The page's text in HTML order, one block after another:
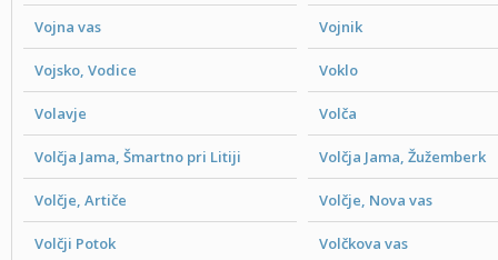
Vojna vas Vojnik
Vojsko, Vodice Voklo
Volavje Volča
Volčja Jama, Šmartno pri Litiji Volčja Jama, Žužemberk
Volčje, Artiče Volčje, Nova vas
Volčji Potok Volčkova vas